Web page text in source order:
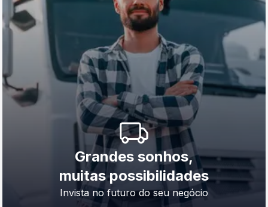
Grandes sonhos,
muitas possibilidades
Invista no futuro do seu negócio